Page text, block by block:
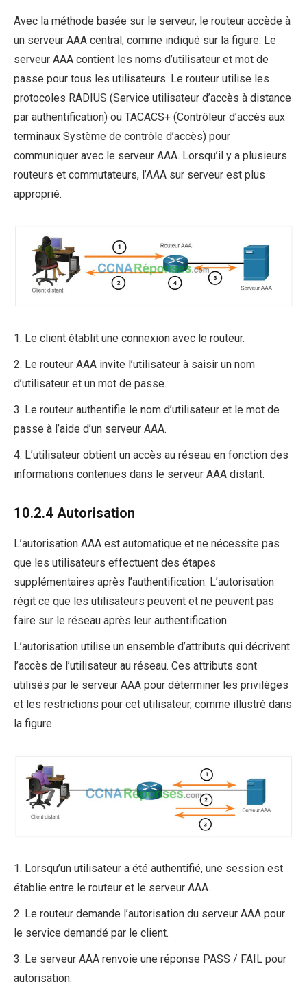
Avec la méthode basée sur le serveur, le routeur accède à
un serveur AAA central, comme indiqué sur la figure. Le
serveur AAA contient les noms d’utilisateur et mot de
passe pour tous les utilisateurs. Le routeur utilise les
protocoles RADIUS (Service utilisateur d’accès à distance
par authentification) ou TACACS+ (Contrôleur d’accès aux
terminaux Système de contrôle d’accès) pour
communiquer avec le serveur AAA. Lorsqu’il y a plusieurs
routeurs et commutateurs, l’AAA sur serveur est plus
approprié.
1. Le client établit une connexion avec le routeur.
2. Le routeur AAA invite l’utilisateur à saisir un nom
d’utilisateur et un mot de passe.
3. Le routeur authentifie le nom d’utilisateur et le mot de
passe à l’aide d’un serveur AAA.
4. L’utilisateur obtient un accès au réseau en fonction des
informations contenues dans le serveur AAA distant.
10.2.4 Autorisation
L’autorisation AAA est automatique et ne nécessite pas
que les utilisateurs effectuent des étapes
supplémentaires après l’authentification. L’autorisation
régit ce que les utilisateurs peuvent et ne peuvent pas
faire sur le réseau après leur authentification.
L’autorisation utilise un ensemble d’attributs qui décrivent
l’accès de l’utilisateur au réseau. Ces attributs sont
utilisés par le serveur AAA pour déterminer les privilèges
et les restrictions pour cet utilisateur, comme illustré dans
la figure.
1. Lorsqu’un utilisateur a été authentifié, une session est
établie entre le routeur et le serveur AAA.
2. Le routeur demande l’autorisation du serveur AAA pour
le service demandé par le client.
3. Le serveur AAA renvoie une réponse PASS / FAIL pour
autorisation.